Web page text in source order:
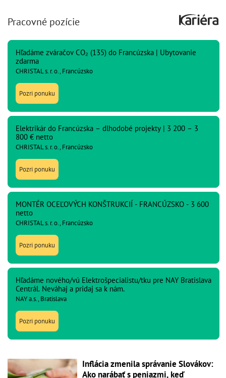
Pracovné pozície
Hľadáme zváračov CO₂ (135) do Francúzska | Ubytovanie
zdarma
CHRISTAL s. r. o., Francúzsko
Pozri ponuku
Elektrikár do Francúzska – dlhodobé projekty | 3 200 – 3
800 € netto
CHRISTAL s. r. o., Francúzsko
Pozri ponuku
MONTÉR OCEĽOVÝCH KONŠTRUKCIÍ - FRANCÚZSKO - 3 600
netto
CHRISTAL s. r. o., Francúzsko
Pozri ponuku
Hľadáme nového/vú Elektrošpecialistu/tku pre NAY Bratislava
Centrál. Neváhaj a pridaj sa k nám.
NAY a.s., Bratislava
Pozri ponuku
Inflácia zmenila správanie Slovákov:
Ako narábať s peniazmi, keď